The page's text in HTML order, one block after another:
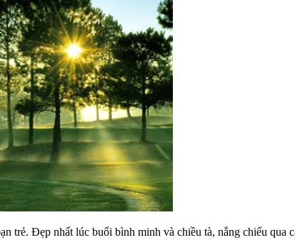
trẻ. Đẹp nhất lúc buổi bình minh và chiều tà, nắng chiếu qua